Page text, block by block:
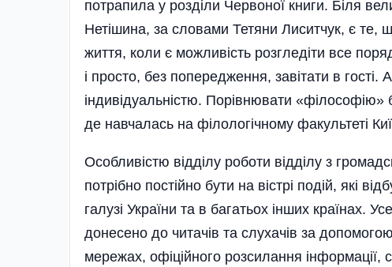
потрапила у розділи Червоної книги. Біля
Нетішина, за словами Тетяни Лиситчук, є те,
життя, коли є можливість розгледіти все
і просто, без попередження, завітати в
індивідуальністю. Порівнювати «філософію»
де навчалась на філологічному факультеті
Особливістю відділу роботи відділу з
потрібно постійно бути на вістрі подій, які
галузі України та в багатьох інших країнах.
донесено до читачів та слухачів за
мережах, офіційного розсилання інформації,